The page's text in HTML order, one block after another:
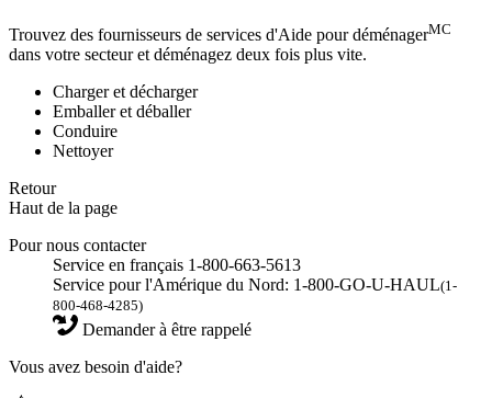
Trouvez des fournisseurs de services d'Aide pour déménagerMC
dans votre secteur et déménagez deux fois plus vite.
Charger et décharger
Emballer et déballer
Conduire
Nettoyer
Retour
Haut de la page
Pour nous contacter
Service en français 1-800-663-5613
Service pour l'Amérique du Nord: 1-800-GO-U-HAUL(1-
800-468-4285)
Demander à être rappelé
Vous avez besoin d'aide?